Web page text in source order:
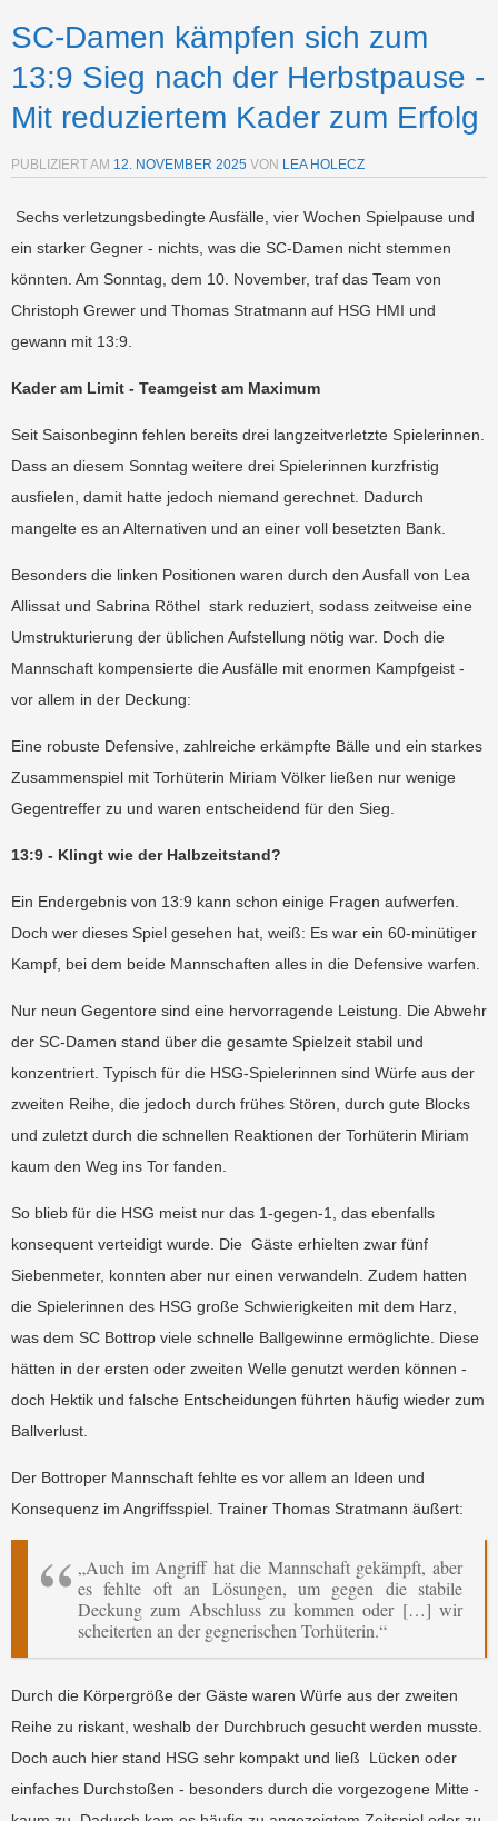
SC-Damen kämpfen sich zum
13:9 Sieg nach der Herbstpause -
Mit reduziertem Kader zum Erfolg
PUBLIZIERT AM 12. NOVEMBER 2025 VON LEA HOLECZ
Sechs verletzungsbedingte Ausfälle, vier Wochen Spielpause und
ein starker Gegner - nichts, was die SC-Damen nicht stemmen
könnten. Am Sonntag, dem 10. November, traf das Team von
Christoph Grewer und Thomas Stratmann auf HSG HMI und
gewann mit 13:9.
Kader am Limit - Teamgeist am Maximum
Seit Saisonbeginn fehlen bereits drei langzeitverletzte Spielerinnen.
Dass an diesem Sonntag weitere drei Spielerinnen kurzfristig
ausfielen, damit hatte jedoch niemand gerechnet. Dadurch
mangelte es an Alternativen und an einer voll besetzten Bank.
Besonders die linken Positionen waren durch den Ausfall von Lea
Allissat und Sabrina Röthel stark reduziert, sodass zeitweise eine
Umstrukturierung der üblichen Aufstellung nötig war. Doch die
Mannschaft kompensierte die Ausfälle mit enormen Kampfgeist -
vor allem in der Deckung:
Eine robuste Defensive, zahlreiche erkämpfte Bälle und ein starkes
Zusammenspiel mit Torhüterin Miriam Völker ließen nur wenige
Gegentreffer zu und waren entscheidend für den Sieg.
13:9 - Klingt wie der Halbzeitstand?
Ein Endergebnis von 13:9 kann schon einige Fragen aufwerfen.
Doch wer dieses Spiel gesehen hat, weiß: Es war ein 60-minütiger
Kampf, bei dem beide Mannschaften alles in die Defensive warfen.
Nur neun Gegentore sind eine hervorragende Leistung. Die Abwehr
der SC-Damen stand über die gesamte Spielzeit stabil und
konzentriert. Typisch für die HSG-Spielerinnen sind Würfe aus der
zweiten Reihe, die jedoch durch frühes Stören, durch gute Blocks
und zuletzt durch die schnellen Reaktionen der Torhüterin Miriam
kaum den Weg ins Tor fanden.
So blieb für die HSG meist nur das 1-gegen-1, das ebenfalls
konsequent verteidigt wurde. Die Gäste erhielten zwar fünf
Siebenmeter, konnten aber nur einen verwandeln. Zudem hatten
die Spielerinnen des HSG große Schwierigkeiten mit dem Harz,
was dem SC Bottrop viele schnelle Ballgewinne ermöglichte. Diese
hätten in der ersten oder zweiten Welle genutzt werden können -
doch Hektik und falsche Entscheidungen führten häufig wieder zum
Ballverlust.
Der Bottroper Mannschaft fehlte es vor allem an Ideen und
Konsequenz im Angriffsspiel. Trainer Thomas Stratmann äußert:
„Auch im Angriff hat die Mannschaft gekämpft, aber
es fehlte oft an Lösungen, um gegen die stabile
Deckung zum Abschluss zu kommen oder […] wir
scheiterten an der gegnerischen Torhüterin.“
Durch die Körpergröße der Gäste waren Würfe aus der zweiten
Reihe zu riskant, weshalb der Durchbruch gesucht werden musste.
Doch auch hier stand HSG sehr kompakt und ließ
Lücken oder
einfaches Durchstoßen - besonders durch die vorgezogene Mitte -